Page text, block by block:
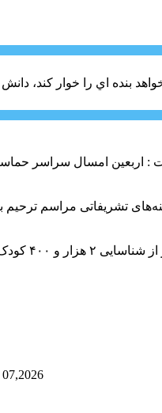
بنده اي را خوار كند،
تشریفاتی مراسم ترحیم